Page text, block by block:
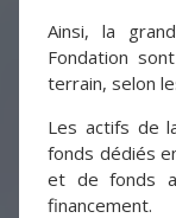
Ainsi, la
Fondation
terrain, selon
Les actifs de
fonds dédiés
et de fonds
financement.